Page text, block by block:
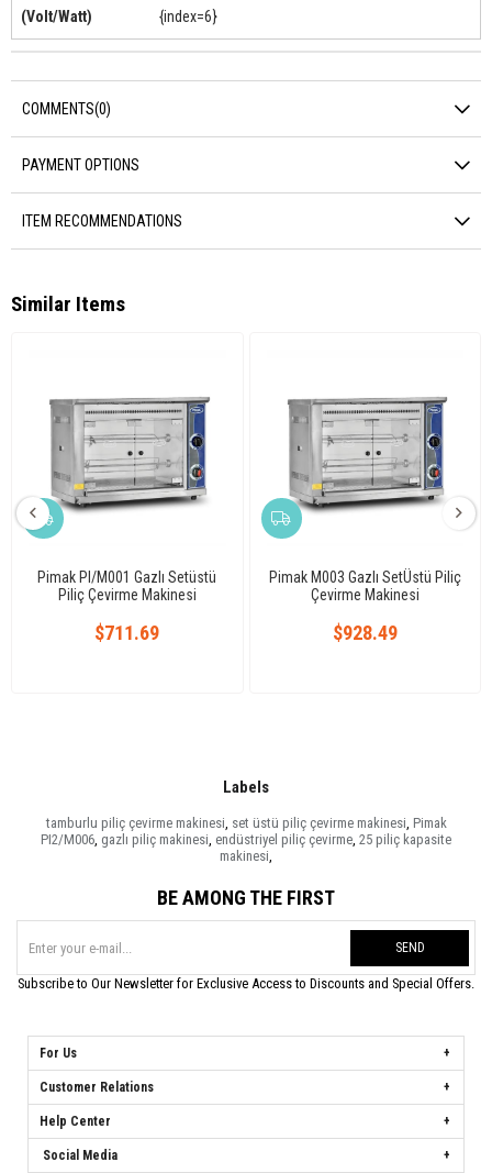
(Volt/Watt)
{index=6}
COMMENTS(0)
PAYMENT OPTIONS
ITEM RECOMMENDATIONS
Similar Items
Pimak PI/M001 Gazlı Setüstü
Piliç Çevirme Makinesi
$711.69
Pimak M003 Gazlı SetÜstü Piliç
Çevirme Makinesi
$928.49
Labels
tamburlu piliç çevirme makinesi, set üstü piliç çevirme makinesi, Pimak
PI2/M006, gazlı piliç makinesi, endüstriyel piliç çevirme, 25 piliç kapasite
makinesi,
BE AMONG THE FIRST
SEND
Subscribe to Our Newsletter for Exclusive Access to Discounts and Special Offers.
For Us
Customer Relations
Help Center
Social Media